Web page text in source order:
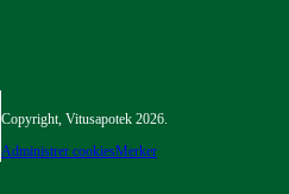
Copyright, Vitusapotek 2026.
Administrer cookiesMerker